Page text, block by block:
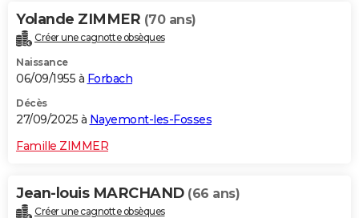
Dictionnaire
Biographies
Citations
Expressions
Proverbes
PROGRAMME TV
COPAINS D'AVANT
S'inscrire
Se connecter
Lycées
Collèges
Primaires
Universités
Entreprises
Service militaire
Avis de recherche
AVIS DE DÉCÈS
Yolande ZIMMER (70 ans)
Créer une cagnotte obsèques
Naissance
06/09/1955 à Forbach
Décès
27/09/2025 à Nayemont-les-Fosses
Famille ZIMMER
Jean-louis MARCHAND (66 ans)
Créer une cagnotte obsèques